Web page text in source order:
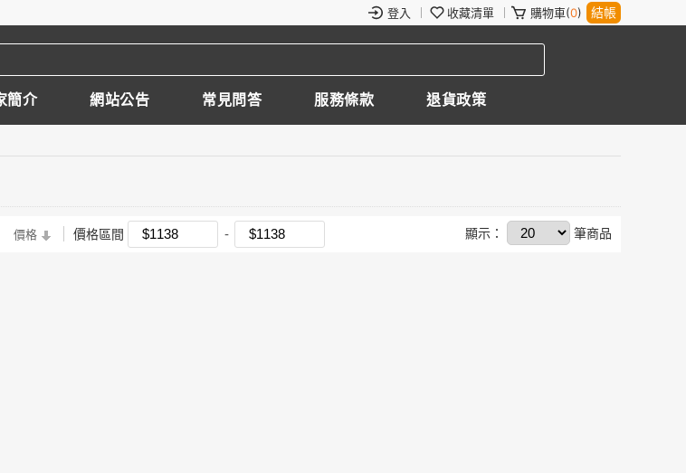
登入 收藏清單 購物車(0) 結帳
簡介 網站公告 常見問答 服務條款 退貨政策
價格 價格區間 顯示： 筆商品